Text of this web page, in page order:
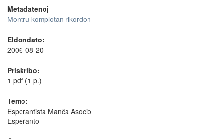
Metadatenoj
Montru kompletan rikordon
Eldondato:
2006-08-20
Priskribo:
1 pdf (1 p.)
Temo:
Esperantista Manĉa Asocio
Esperanto